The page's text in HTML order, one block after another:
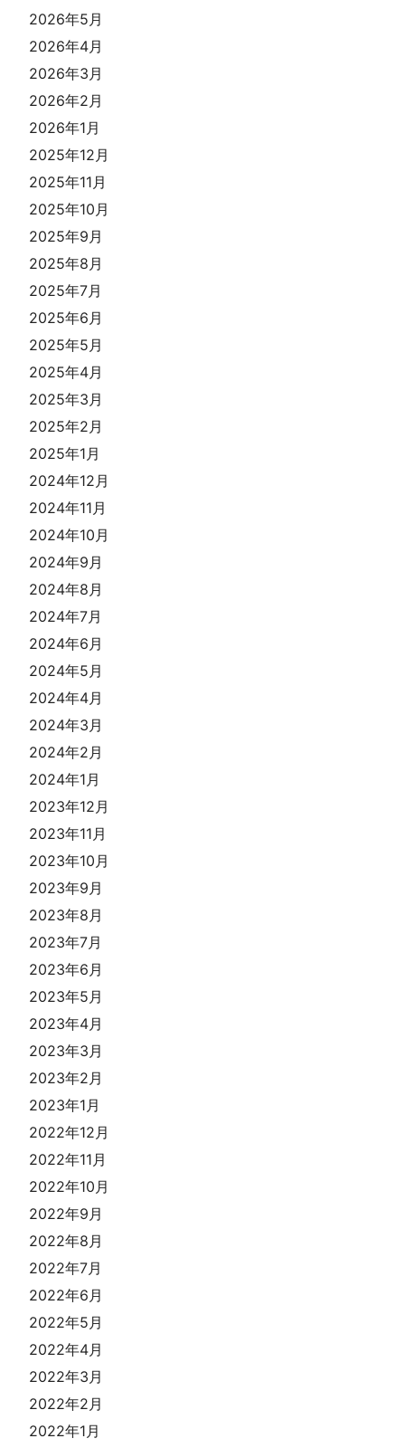
2026年5月
2026年4月
2026年3月
2026年2月
2026年1月
2025年12月
2025年11月
2025年10月
2025年9月
2025年8月
2025年7月
2025年6月
2025年5月
2025年4月
2025年3月
2025年2月
2025年1月
2024年12月
2024年11月
2024年10月
2024年9月
2024年8月
2024年7月
2024年6月
2024年5月
2024年4月
2024年3月
2024年2月
2024年1月
2023年12月
2023年11月
2023年10月
2023年9月
2023年8月
2023年7月
2023年6月
2023年5月
2023年4月
2023年3月
2023年2月
2023年1月
2022年12月
2022年11月
2022年10月
2022年9月
2022年8月
2022年7月
2022年6月
2022年5月
2022年4月
2022年3月
2022年2月
2022年1月